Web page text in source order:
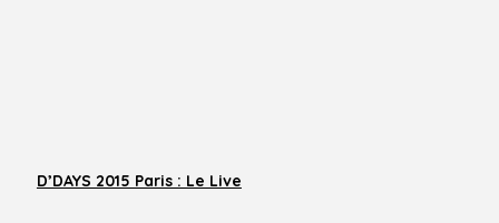
D’DAYS 2015 Paris : Le Live